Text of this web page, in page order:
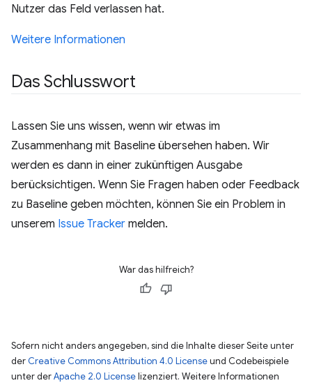
Nutzer das Feld verlassen hat.
Weitere Informationen
Das Schlusswort
Lassen Sie uns wissen, wenn wir etwas im
Zusammenhang mit Baseline übersehen haben. Wir
werden es dann in einer zukünftigen Ausgabe
berücksichtigen. Wenn Sie Fragen haben oder Feedback
zu Baseline geben möchten, können Sie ein Problem in
unserem Issue Tracker melden.
War das hilfreich?
Sofern nicht anders angegeben, sind die Inhalte dieser Seite unter
der Creative Commons Attribution 4.0 Licenseund Codebeispiele
unter derApache 2.0 Licenselizenziert. Weitere Informationen